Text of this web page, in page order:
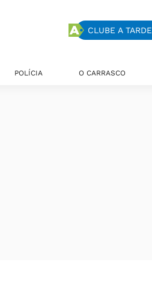
CLUBE A TARDE
POLÍCIA O CARRASCO